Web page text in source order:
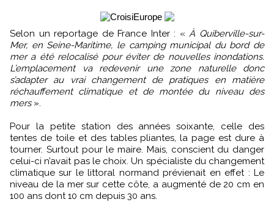
Selon un reportage de France Inter : «À Quiberville-sur-
Mer, en Seine-Maritime, le camping municipal du bord de
mer a été relocalisé pour éviter de nouvelles inondations.
L’emplacement va redevenir une zone naturelle donc
s’adapter au vrai changement de pratiques en matière
réchauffement climatique et de montée du niveau des
mers».
Pour la petite station des années soixante, celle des
tentes de toile et des tables pliantes, la page est dure à
tourner. Surtout pour le maire. Mais, conscient du danger
celui-ci n’avait pas le choix. Un spécialiste du changement
climatique sur le littoral normand prévienait en effet : Le
niveau de la mer sur cette côte, a augmenté de 20 cm en
100 ans dont 10 cm depuis 30 ans.